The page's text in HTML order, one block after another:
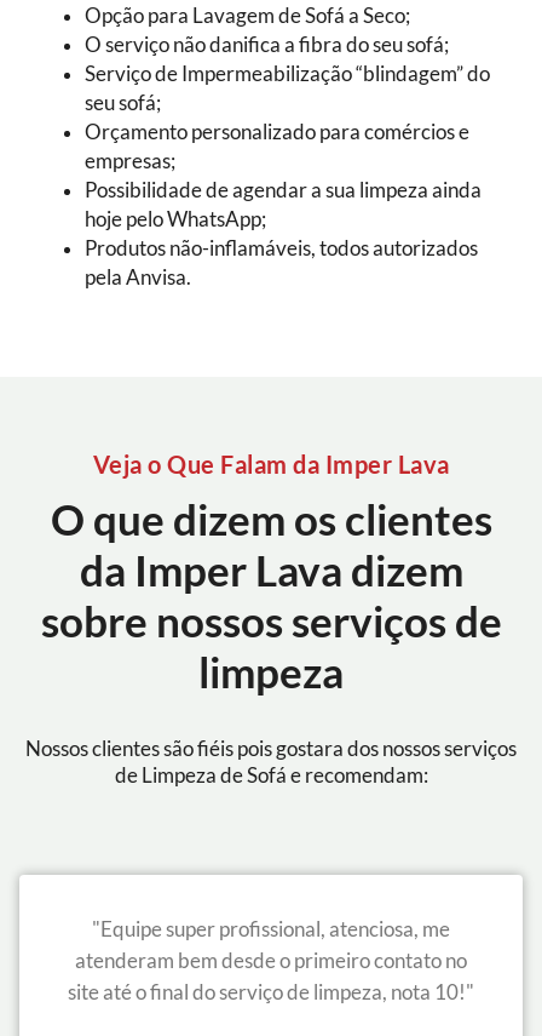
Opção para Lavagem de Sofá a Seco;
O serviço não danifica a fibra do seu sofá;
Serviço de Impermeabilização “blindagem” do
seu sofá;
Orçamento personalizado para comércios e
empresas;
Possibilidade de agendar a sua limpeza ainda
hoje pelo WhatsApp;
Produtos não-inflamáveis, todos autorizados
pela Anvisa.
Veja o Que Falam da Imper Lava
O que dizem os clientes
da Imper Lava dizem
sobre nossos serviços de
limpeza
Nossos clientes são fiéis pois gostara dos nossos serviços
de Limpeza de Sofá e recomendam:
"Equipe super profissional, atenciosa, me
atenderam bem desde o primeiro contato no
site até o final do serviço de limpeza, nota 10!"